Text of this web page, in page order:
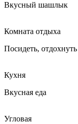
Вкусный шашлык
Комната отдыха
Посидеть, отдохнуть
Кухня
Вкусная еда
Угловая